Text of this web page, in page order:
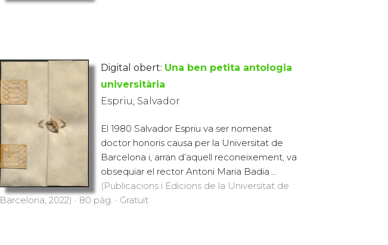
Digital obert: Una ben petita antologia
universitària
Espriu, Salvador
El 1980 Salvador Espriu va ser nomenat
doctor honoris causa per la Universitat de
Barcelona i, arran d’aquell reconeixement, va
obsequiar el rector Antoni Maria Badia ...
(Publicacions i Edicions de la Universitat de
Barcelona, 2022) · 80 pàg. · Gratuït